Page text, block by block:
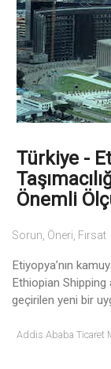
Türkiye -
Önemli
Sorun, Öneri, Fırsat
Etiyopya’nın
Ethiopian
geçirilen yeni bir
Addis Ababa Ticaret